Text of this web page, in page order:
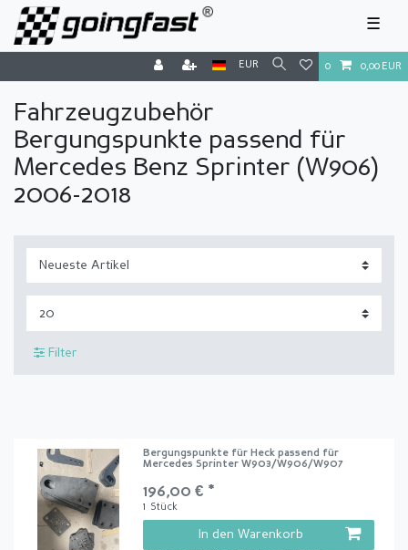
☰
EUR 0 0,00 EUR
Fahrzeugzubehör
Bergungspunkte passend für
Mercedes Benz Sprinter (W906)
2006-2018
Filter
Bergungspunkte für Heck passend für
Mercedes Sprinter W903/W906/W907
196,00 € *
1 Stück
In den Warenkorb